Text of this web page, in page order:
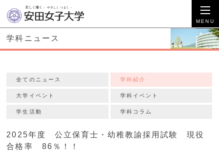
学科ニュース
全てのニュース 学科紹介
大学イベント 学科イベント
学生活動 学科コラム
2025年度 公立保育士・幼稚教諭採用試験 現役
合格率 86％！！